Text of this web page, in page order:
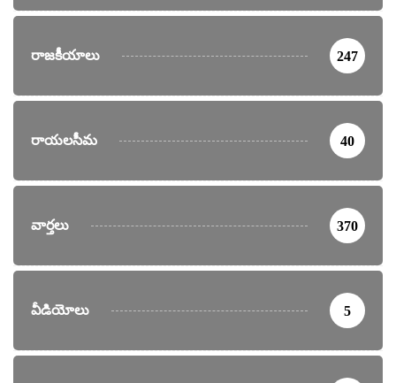
రాజకీయాలు 247
రాయలసీమ 40
వార్తలు 370
వీడియోలు 5